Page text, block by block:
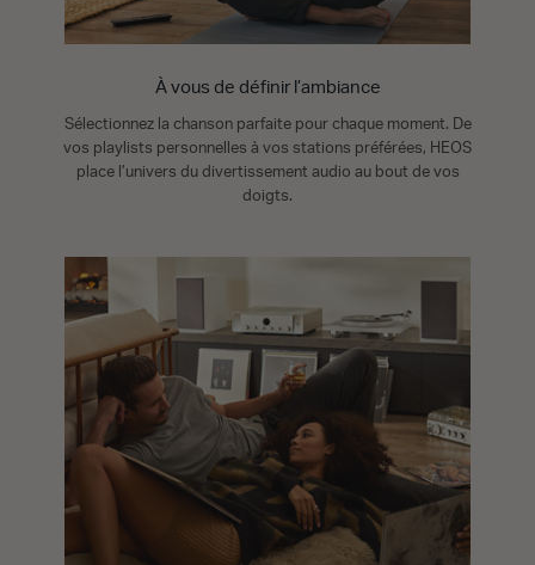
À vous de définir l’ambiance
Sélectionnez la chanson parfaite pour chaque moment. De
vos playlists personnelles à vos stations préférées, HEOS
place l’univers du divertissement audio au bout de vos
doigts.